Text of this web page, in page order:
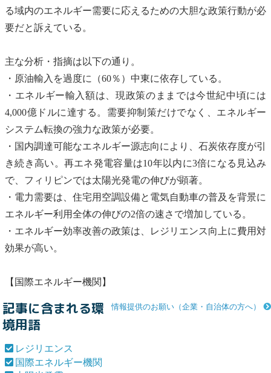
る域内のエネルギー需要に応えるための大胆な政策行動が必
要だと訴えている。
主な分析・指摘は以下の通り。
・原油輸入を過度に（60％）中東に依存している。
・エネルギー輸入額は、現政策のままでは今世紀中頃には
4,000億ドルに達する。需要抑制策だけでなく、エネルギー
システム転換の強力な政策が必要。
・国内調達可能なエネルギー源志向により、石炭依存度が引
き続き高い。再エネ発電容量は10年以内に3倍になる見込み
で、フィリピンでは太陽光発電の伸びが顕著。
・電力需要は、住宅用空調設備と 電気自動車の普及を背景に
エネルギー利用全体の伸びの2倍の速さで増加している。
・エネルギー効率改善の政策は、
レジリエンス向上に費用対
効果が高い。
【 国際エネルギー機関 】
情報提供のお願い（企業・自治体の方へ）
記事に含まれる環
境用語
レジリエンス
国際エネルギー機関